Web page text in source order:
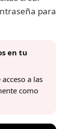
para
en tu
a las
como